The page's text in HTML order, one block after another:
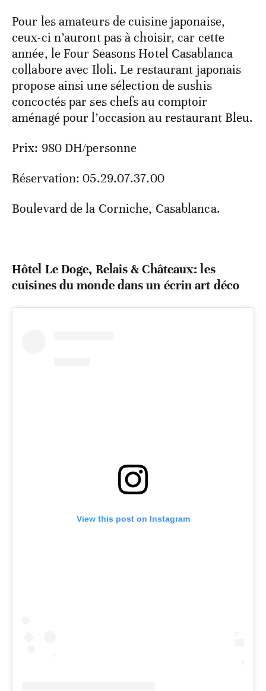
Pour les amateurs de cuisine japonaise,
ceux-ci n’auront pas à choisir, car cette
année, le Four Seasons Hotel Casablanca
collabore avec Iloli. Le restaurant japonais
propose ainsi une sélection de sushis
concoctés par ses chefs au comptoir
aménagé pour l’occasion au restaurant Bleu.
Prix: 980 DH/personne
Réservation: 05.29.07.37.00
Boulevard de la Corniche, Casablanca.
Hôtel Le Doge, Relais & Châteaux: les
cuisines du monde dans un écrin art déco
View this post on Instagram